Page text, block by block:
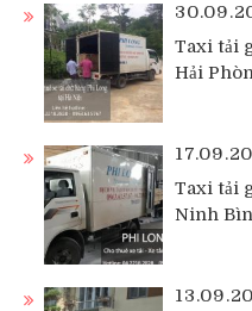
Taxi tải
Hải
Taxi tải
Ninh